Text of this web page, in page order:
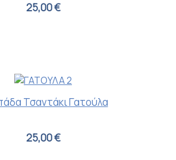
25,00 €
Τσαντάκι Γατούλα
25,00 €